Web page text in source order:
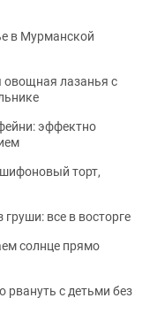
в Мурманской
овощная лазанья с
эффектно
торт,
груши: все в восторге
солнце прямо
рвануть с детьми без